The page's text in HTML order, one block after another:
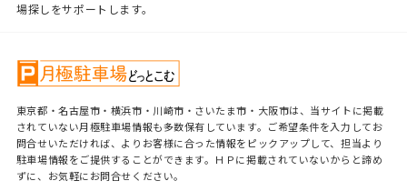
場探しをサポートします。
東京都・名古屋市・横浜市・川崎市・さいたま市・大阪市は、当サイトに掲載
されていない月極駐車場情報も多数保有しています。ご希望条件を入力してお
問合せいただければ、よりお客様に合った情報をピックアップして、担当より
駐車場情報をご提供することができます。ＨＰに掲載されていないからと諦め
ずに、お気軽にお問合せください。